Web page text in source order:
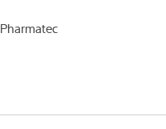
Pharmatec